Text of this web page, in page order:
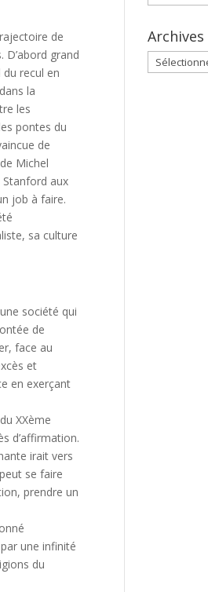
de
D’abord grand
recul en
la
les
pontes du
de
Michel
Stanford aux
job à faire.
sa culture
société qui
de
face au
et
en exerçant
XXème
d’affirmation.
irait vers
se faire
prendre un
une infinité
du
Archives
Archives